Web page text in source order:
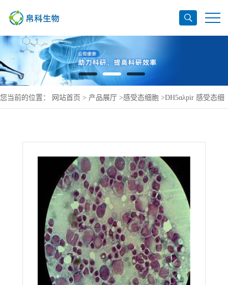
您当前的位置： 网站首页 > 产品展厅 >感受态细胞 >DH5αλpir 感受态细